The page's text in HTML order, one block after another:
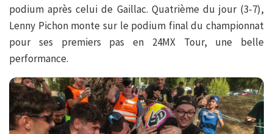
podium après celui de Gaillac. Quatrième du jour (3-7),
Lenny Pichon monte sur le podium final du championnat
pour ses premiers pas en 24MX Tour, une belle
performance.